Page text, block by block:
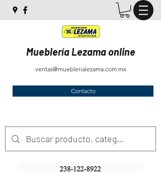
Mueblería Lezama online
ventas@mueblerialezama.com.mx
Contacto